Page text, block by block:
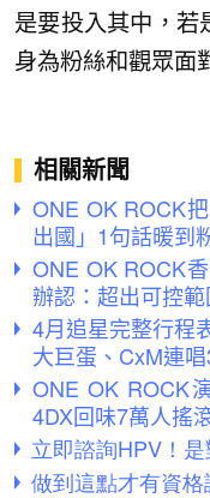
是要投入其中，若
身為粉絲和觀眾面
相關新聞
ONE OK ROCK
出國」1句話暖到
ONE OK ROCK
辦認：超出可控範
4月追星完整行程
大巨蛋、CxM連
ONE OK ROCK
4DX回味7萬人搖